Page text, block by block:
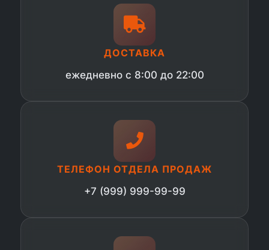
ДОСТАВКА
ежедневно с 8:00 до 22:00
ТЕЛЕФОН ОТДЕЛА ПРОДАЖ
+7 (999) 999-99-99